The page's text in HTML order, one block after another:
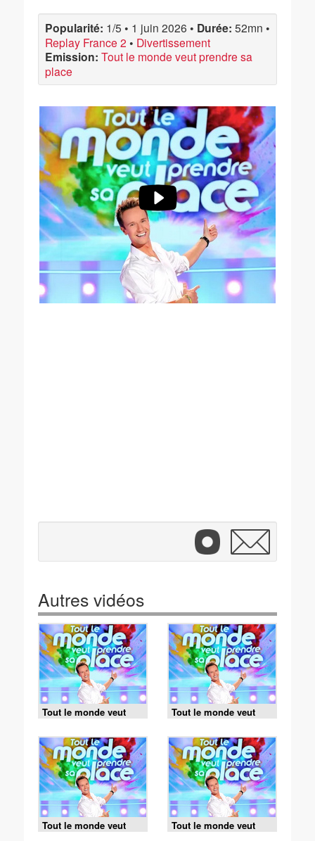
Popularité: 1/5 • 1 juin 2026 • Durée: 52mn •
Replay France 2 • Divertissement
Emission: Tout le monde veut prendre sa
place
Autres vidéos
Tout le monde veut
prendre sa place -
06/08/2026
Tout le monde veut
prendre sa place -
05/08/2026
Tout le monde veut
prendre sa place -
Tout le monde veut
prendre sa place -